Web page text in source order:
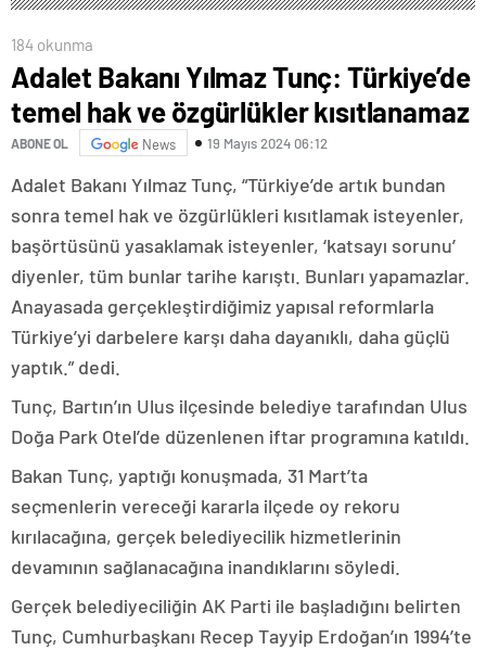
184 okunma
Adalet Bakanı Yılmaz Tunç: Türkiye’de
temel hak ve özgürlükler kısıtlanamaz
ABONE OL News 19 Mayıs 2024 06:12
Adalet Bakanı Yılmaz Tunç, “Türkiye’de artık bundan
sonra temel hak ve özgürlükleri kısıtlamak isteyenler,
başörtüsünü yasaklamak isteyenler, ‘katsayı sorunu’
diyenler, tüm bunlar tarihe karıştı. Bunları yapamazlar.
Anayasada gerçekleştirdiğimiz yapısal reformlarla
Türkiye’yi darbelere karşı daha dayanıklı, daha güçlü
yaptık.” dedi.
Tunç, Bartın’ın Ulus ilçesinde belediye tarafından Ulus
Doğa Park Otel’de düzenlenen iftar programına katıldı.
Bakan Tunç, yaptığı konuşmada, 31 Mart’ta
seçmenlerin vereceği kararla ilçede oy rekoru
kırılacağına, gerçek belediyecilik hizmetlerinin
devamının sağlanacağına inandıklarını söyledi.
Gerçek belediyeciliğin AK Parti ile başladığını belirten
Tunç, Cumhurbaşkanı Recep Tayyip Erdoğan’ın 1994’te